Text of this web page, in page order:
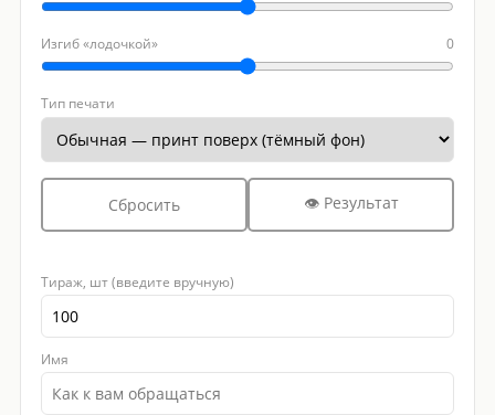
Изгиб «лодочкой» 0
Тип печати
Сбросить 👁 Результат
Тираж, шт (введите вручную)
Имя